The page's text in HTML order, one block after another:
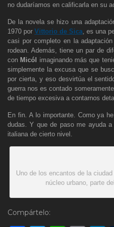
no dudaríamos en calificarla en su
De la novela se hizo una
1970 por Vittorio de Sica , es una
casi por completo en la
rodean. Además, tiene un par de
con Micól imaginando más que
simplemente la excusa que se
por cierta, y eso desvirtúa el
guerra nos es contado
de tiempo excesiva a contarnos
En fin. A lo importante. Como ya
dudas. Y que de paso me ayuda
italiana de cierto nivel.
Uno de los encantos de la
núcleo urbano, parte
Compártelo: